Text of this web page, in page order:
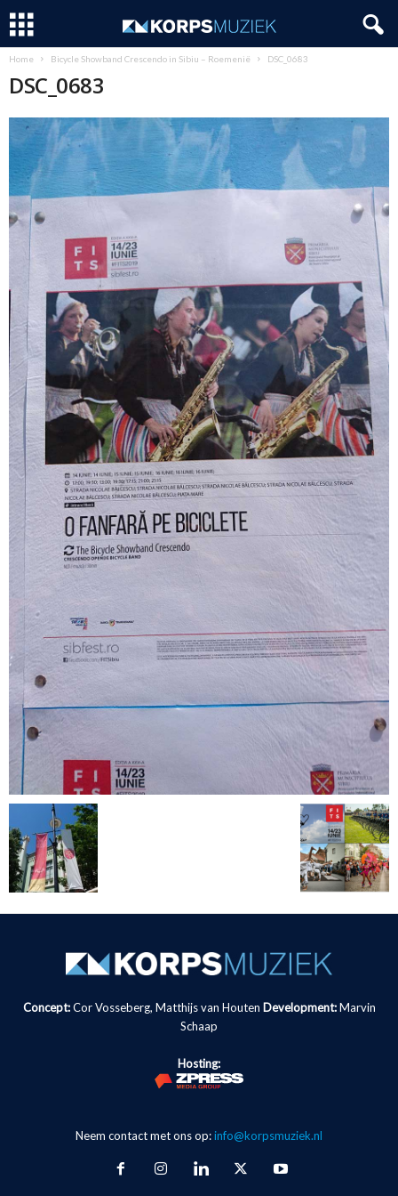
Home Bicycle Showband Crescendo in Sibiu – Roemenië DSC_0683
DSC_0683
Concept:Cor Vosseberg, Matthijs van Houten Development: Marvin
Schaap
Hosting:
Neem contact met ons op:info@korpsmuziek.nl